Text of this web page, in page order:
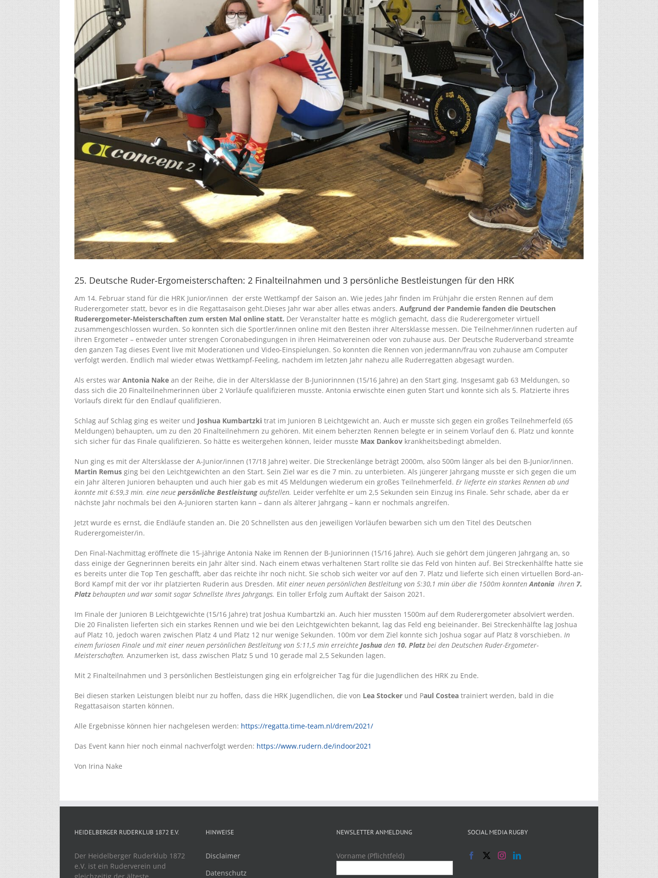
25. Deutsche Ruder-Ergomeisterschaften: 2 Finalteilnahmen und 3 persönliche Bestleistungen für den HRK
Am 14. Februar stand für die HRK Junior/innen der erste Wettkampf der Saison an. Wie jedes Jahr finden im Frühjahr die ersten Rennen auf dem
Ruderergometer statt, bevor es in die Regattasaison geht.Dieses Jahr war aber alles etwas anders. Aufgrund der Pandemie fanden die Deutschen
Ruderergometer-Meisterschaften zum ersten Mal online statt. Der Veranstalter hatte es möglich gemacht, dass die Ruderergometer virtuell
zusammengeschlossen wurden. So konnten sich die Sportler/innen online mit den Besten ihrer Altersklasse messen. Die Teilnehmer/innen ruderten auf
ihren Ergometer – entweder unter strengen Coronabedingungen in ihren Heimatvereinen oder von zuhause aus. Der Deutsche Ruderverband streamte
den ganzen Tag dieses Event live mit Moderationen und Video-Einspielungen. So konnten die Rennen von jedermann/frau von zuhause am Computer
verfolgt werden. Endlich mal wieder etwas Wettkampf-Feeling, nachdem im letzten Jahr nahezu alle Ruderregatten abgesagt wurden.
Als erstes war Antonia Nake an der Reihe, die in der Altersklasse der B-Juniorinnnen (15/16 Jahre) an den Start ging. Insgesamt gab 63 Meldungen, so
dass sich die 20 Finalteilnehmerinnen über 2 Vorläufe qualifizieren musste. Antonia erwischte einen guten Start und konnte sich als 5. Platzierte ihres
Vorlaufs direkt für den Endlauf qualifizieren.
Schlag auf Schlag ging es weiter und Joshua Kumbartzki trat im Junioren B Leichtgewicht an. Auch er musste sich gegen ein großes Teilnehmerfeld (65
Meldungen) behaupten, um zu den 20 Finalteilnehmern zu gehören. Mit einem beherzten Rennen belegte er in seinem Vorlauf den 6. Platz und konnte
sich sicher für das Finale qualifizieren. So hätte es weitergehen können, leider musste Max Dankov krankheitsbedingt abmelden.
Nun ging es mit der Altersklasse der A-Junior/innen (17/18 Jahre) weiter. Die Streckenlänge beträgt 2000m, also 500m länger als bei den B-Junior/innen.
Martin Remus ging bei den Leichtgewichten an den Start. Sein Ziel war es die 7 min. zu unterbieten. Als jüngerer Jahrgang musste er sich gegen die um
ein Jahr älteren Junioren behaupten und auch hier gab es mit 45 Meldungen wiederum ein großes Teilnehmerfeld. Er lieferte ein starkes Rennen ab und
konnte mit 6:59,3 min. eine neue persönliche Bestleistung aufstellen. Leider verfehlte er um 2,5 Sekunden sein Einzug ins Finale. Sehr schade, aber da er
nächste Jahr nochmals bei den A-Junioren starten kann – dann als älterer Jahrgang – kann er nochmals angreifen.
Jetzt wurde es ernst, die Endläufe standen an. Die 20 Schnellsten aus den jeweiligen Vorläufen bewarben sich um den Titel des Deutschen
Ruderergomeister/in.
Den Final-Nachmittag eröffnete die 15-jährige Antonia Nake im Rennen der B-Juniorinnen (15/16 Jahre). Auch sie gehört dem jüngeren Jahrgang an, so
dass einige der Gegnerinnen bereits ein Jahr älter sind. Nach einem etwas verhaltenen Start rollte sie das Feld von hinten auf. Bei Streckenhälfte hatte sie
es bereits unter die Top Ten geschafft, aber das reichte ihr noch nicht. Sie schob sich weiter vor auf den 7. Platz und lieferte sich einen virtuellen Bord-an-
Bord Kampf mit der vor ihr platzierten Ruderin aus Dresden. Mit einer neuen persönlichen Bestleitung von 5:30,1 min über die 1500m konntenAntonia ihren 7.
Platzbehaupten und war somit sogar Schnellste Ihres Jahrgangs. Ein toller Erfolg zum Auftakt der Saison 2021.
Im Finale der Junioren B Leichtgewichte (15/16 Jahre) trat Joshua Kumbartzki an. Auch hier mussten 1500m auf dem Ruderergometer absolviert werden.
Die 20 Finalisten lieferten sich ein starkes Rennen und wie bei den Leichtgewichten bekannt, lag das Feld eng beieinander. Bei Streckenhälfte lag Joshua
auf Platz 10, jedoch waren zwischen Platz 4 und Platz 12 nur wenige Sekunden. 100m vor dem Ziel konnte sich Joshua sogar auf Platz 8 vorschieben. In
einem furiosen Finale und mit einer neuen persönlichen Bestleitung von 5:11,5 min erreichte Joshua den 10. Platzbei den Deutschen Ruder-Ergometer-
Meisterschaften. Anzumerken ist, dass zwischen Platz 5 und 10 gerade mal 2,5 Sekunden lagen.
Mit 2 Finalteilnahmen und 3 persönlichen Bestleistungen ging ein erfolgreicher Tag für die Jugendlichen des HRK zu Ende.
Bei diesen starken Leistungen bleibt nur zu hoffen, dass die HRK Jugendlichen, die von Lea Stocker und Paul Costea trainiert werden, bald in die
Regattasaison starten können.
Alle Ergebnisse können hier nachgelesen werden: https://regatta.time-team.nl/drem/2021/
Das Event kann hier noch einmal nachverfolgt werden: https://www.rudern.de/indoor2021
Von Irina Nake
HEIDELBERGER RUDERKLUB 1872 E.V.
Der Heidelberger Ruderklub 1872
e.V. ist ein Ruderverein und
HINWEISE
Disclaimer
Datenschutz
NEWSLETTER ANMELDUNG
Vorname (Pflichtfeld)
SOCIAL MEDIA RUGBY